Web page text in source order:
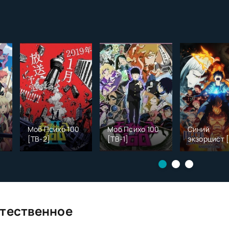
Моб Психо 100
[ТВ-2]
Моб Психо 100
[ТВ-1]
Синий
экзорцист
сезон]